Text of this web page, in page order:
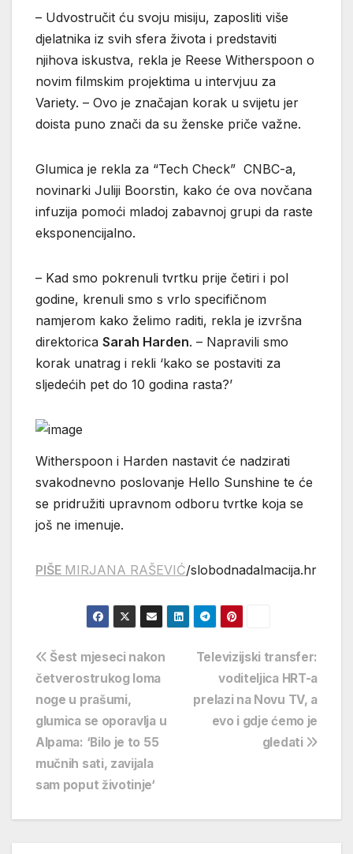
– Udvostručit ću svoju misiju, zaposliti više
djelatnika iz svih sfera života i predstaviti
njihova iskustva, rekla je Reese Witherspoon o
novim filmskim projektima u intervjuu za
Variety. – Ovo je značajan korak u svijetu jer
doista puno znači da su ženske priče važne.
Glumica je rekla za “Tech Check” CNBC-a,
novinarki Juliji Boorstin, kako će ova novčana
infuzija pomoći mladoj zabavnoj grupi da raste
eksponencijalno.
– Kad smo pokrenuli tvrtku prije četiri i pol
godine, krenuli smo s vrlo specifičnom
namjerom kako želimo raditi, rekla je izvršna
direktorica Sarah Harden. – Napravili smo
korak unatrag i rekli ‘kako se postaviti za
sljedećih pet do 10 godina rasta?’
Witherspoon i Harden nastavit će nadzirati
svakodnevno poslovanje Hello Sunshine te će
se pridružiti upravnom odboru tvrtke koja se
još ne imenuje.
PIŠE MIRJANA RAŠEVIĆ/slobodnadalmacija.hr
Navigacija
objava
Televizijski transfer:
voditeljica HRT-a
prelazi na Novu TV, a
evo i gdje ćemo je
gledati
Šest mjeseci nakon
četverostrukog loma
noge u prašumi,
glumica se oporavlja u
Alpama: ‘Bilo je to 55
mučnih sati, zavijala
sam poput životinje‘